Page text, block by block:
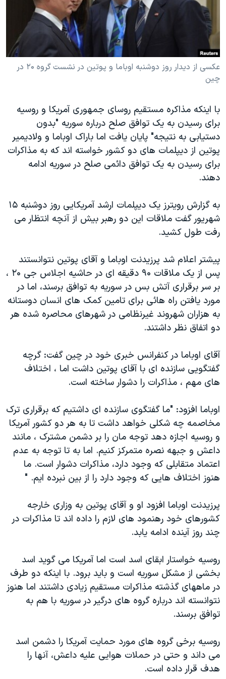
فرهنگ و زندگی
حقوق شهروندی
علم و فناوری
اسرائیل در جنگ
آرشیو پخش زنده
مستندها
انتخابات ریاست جمهوری آمریکا ۲۰۲۴
حمله جمهوری اسلامی به اسرائیل
رمز مهسا
ورزش زنان در ایران
مجموعه مستندهای دادخواهی
تریبونال مردمی آبان ۹۸
دادگاه حمید نوری
اعتراضات مردمی آبان ۹۸
اسرائیل در جنگ
همایش محافظه‌کاران آمریکا «سی‌پک»
صفحه‌های ویژه
سفر پرزیدنت ترامپ به چین
دنبال کنید
زبانهای مختلف
عکسی از دیدار روز دوشنبه اوباما و پوتین در نشست گروه ۲۰ در
چین
با اینکه مذاکره مستقیم روسای جمهوری آمریکا و روسیه
برای رسیدن به یک توافق صلح درباره سوریه "بدون
دستیابی به نتیجه" پایان یافت اما باراک اوباما و ولادیمیر
پوتین از دیپلمات های دو کشور خواسته اند که به مذاکرات
برای رسیدن به یک توافق دائمی صلح در سوریه ادامه
دهند.
به گزارش رویترز یک دیپلمات ارشد آمریکایی روز دوشنبه ۱۵
شهریور گفت ملاقات این دو رهبر بیش از آنچه انتظار می
رفت طول کشید.
پیشتر اعلام شد پرزیدنت اوباما و آقای پوتین نتوانستند
پس از یک ملاقات ۹۰ دقیقه ای در حاشیه اجلاس جی ۲۰ ،
بر سر برقراری آتش بس در سوریه به توافق برسند، اما در
مورد یافتن راه هائی برای تامین کمک های انسان دوستانه
به هزاران شهروند غیرنظامی در شهرهای محاصره شده هر
دو اتفاق نظر داشتند.
آقای اوباما در کنفرانس خبری خود در چین گفت: گرچه
گفتگویی سازنده ای با آقای پوتین داشت اما ، اختلاف
های مهم ، مذاکرات را دشوار ساخته است.
اوباما افزود: "ما گفتگوی سازنده ای داشتیم که برقراری ترک
مخاصمه چه شکلی خواهد داشت تا به هر دو کشور آمریکا
و روسیه اجازه دهد توجه مان را بر دشمن مشترک ، مانند
داعش و جبهه نصره متمرکز کنیم. اما به تا توجه به عدم
اعتماد متقابلی که وجود دارد، مذاکرات دشوار است. ما
هنوز اختلاف هایی که وجود دارد را از بین نبرده ایم. "
پرزیدنت اوباما افزود او و آقای پوتین به وزاری خارجه
کشورهای خود رهنمود های لازم را داده اند تا مذاکرات در
چند روز آینده ادامه یابد.
روسیه خواستار ابقای اسد است اما آمریکا می گوید اسد
بخشی از مشکل سوریه است و باید برود. با اینکه دو طرف
در ماههای گذشته مذاکرات مستقیم زیادی داشتند اما هنوز
نتوانسته اند درباره گروه های درگیر در سوریه با هم به
توافق برسند.
روسیه برخی گروه های مورد حمایت آمریکا را دشمن اسد
می داند و حتی در حملات هوایی علیه داعش، آنها را
هدف قرار داده است.